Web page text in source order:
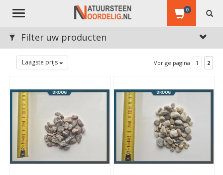
Toggle
0
Filter uw producten
Laagste prijs Vorige pagina 1 2